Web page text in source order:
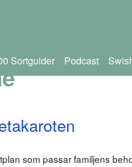
Sortguider Podcast
som passar familjens